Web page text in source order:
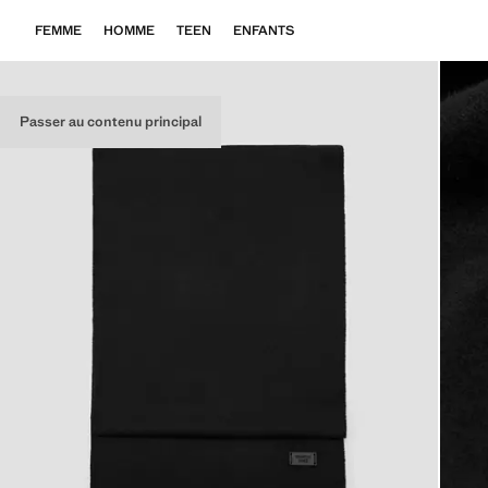
Passer au contenu principal
FEMME HOMME TEEN ENFANTS